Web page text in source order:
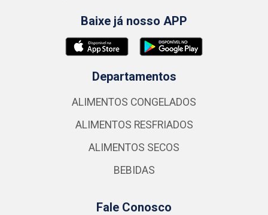
Baixe já nosso APP
Departamentos
ALIMENTOS CONGELADOS
ALIMENTOS RESFRIADOS
ALIMENTOS SECOS
BEBIDAS
Fale Conosco